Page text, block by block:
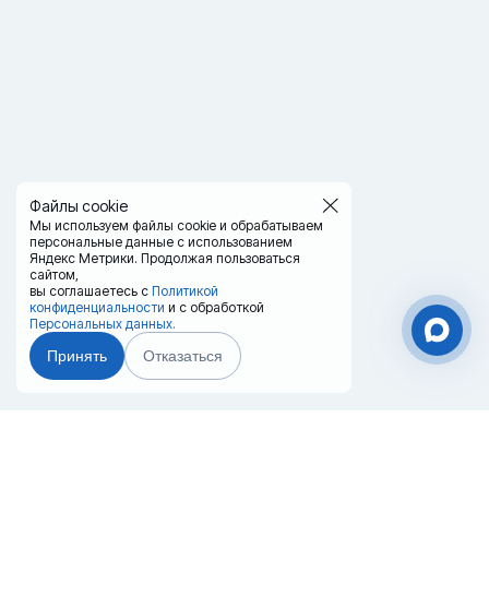
Файлы cookie
Мы используем файлы cookie и обрабатываем
персональные данные с использованием
Яндекс Метрики. Продолжая пользоваться
сайтом,
вы соглашаетесь с Политикой
конфиденциальности и с обработкой
Персональных данных.
Принять Отказаться